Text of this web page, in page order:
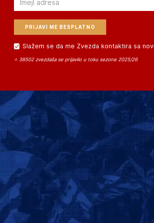
Slažem se da me Zvezda kontaktira sa
⭐ 38502 zvezdaša se prijavilo u toku sezone 2025/26